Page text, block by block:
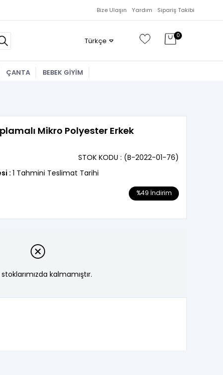
Sipariş Takibi
Yardım
Bize Ulaşın
0
Türkçe
ÇANTA BEBEK GİYİM
Mikro Polyester Erkek
(B-2022-01-76)
STOK KODU
: 1 Tahmini Teslimat Tarihi
%49 İndirim
kalmamıştır.